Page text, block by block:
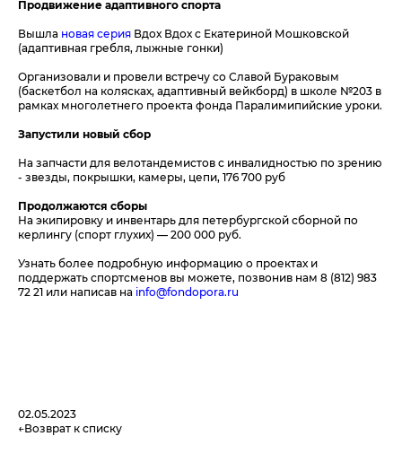
Продвижение адаптивного спорта
Вышла новая серия Вдох Вдох с Екатериной Мошковской
(адаптивная гребля, лыжные гонки)
Организовали и провели встречу со Славой Бураковым
(баскетбол на колясках, адаптивный вейкборд) в школе №203 в
рамках многолетнего проекта фонда Паралимипийские уроки.
Запустили новый сбор
На запчасти для велотандемистов с инвалидностью по зрению
- звезды, покрышки, камеры, цепи, 176 700 руб
Продолжаются сборы
На экипировку и инвентарь для петербургской сборной по
керлингу (спорт глухих) — 200 000 руб.
Узнать более подробную информацию о проектах и
поддержать спортсменов вы можете, позвонив нам 8 (812) 983
72 21 или написав на info@fondopora.ru
02.05.2023
Возврат к списку